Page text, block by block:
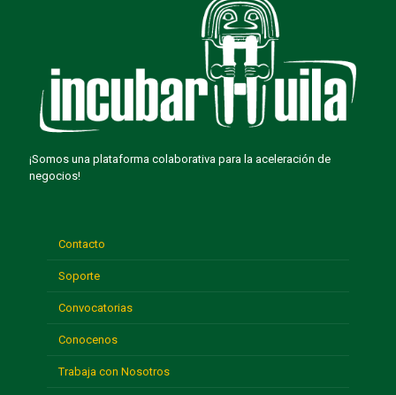
¡Somos una plataforma colaborativa para la aceleración de
negocios!
Contacto
Soporte
Convocatorias
Conocenos
Trabaja con Nosotros